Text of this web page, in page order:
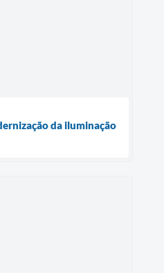
da iluminação